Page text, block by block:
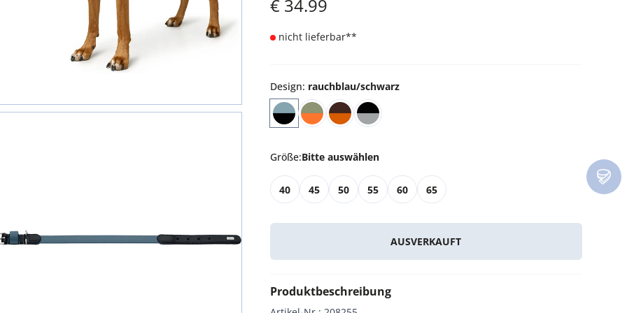
€ 34.99
nicht lieferbar**
Design: rauchblau/schwarz
Größe:Bitte auswählen
40 45 50 55 60 65
AUSVERKAUFT
Produktbeschreibung